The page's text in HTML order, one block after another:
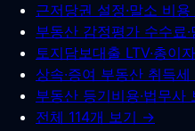
근저당권 설정·말소 비용
부동산 감정평가 수수료
토지담보대출 LTV·총이
상속·증여 부동산 취득세
부동산 등기비용·법무사
전체 114개 보기 →